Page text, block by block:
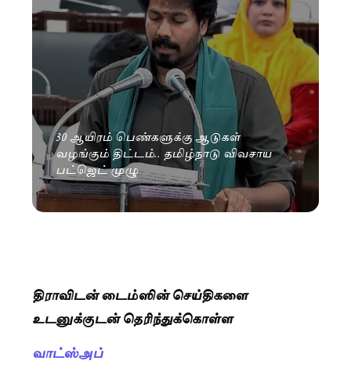
30 ஆயிரம் பெண்களுக்கு ஆடுகள்
வழங்கும் திட்டம்.. தமிழ்நாடு விவசாய
பட்ஜெட் முழு
திராவிடன் டைம்ஸின் செய்திகளை
உடனுக்குடன் தெரிந்துக்கொள்ள
வாட்ஸ்அப்